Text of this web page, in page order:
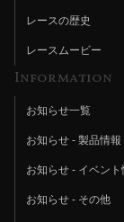
レースの歴史
レースムービー
Information
お知らせ一覧
お知らせ - 製品情報
お知らせ - イベント
お知らせ - その他